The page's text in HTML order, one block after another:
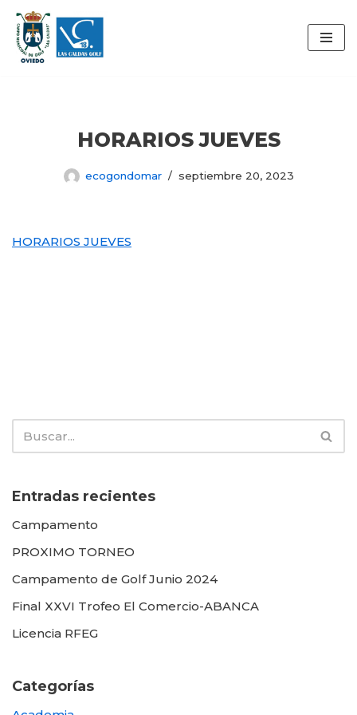
Saltar
al
HORARIOS JUEVES
ecogondomar septiembre 20, 2023
HORARIOS JUEVES
Entradas recientes
Campamento
PROXIMO TORNEO
Campamento de Golf Junio 2024
Final XXVI Trofeo El Comercio-ABANCA
Licencia RFEG
Categorías